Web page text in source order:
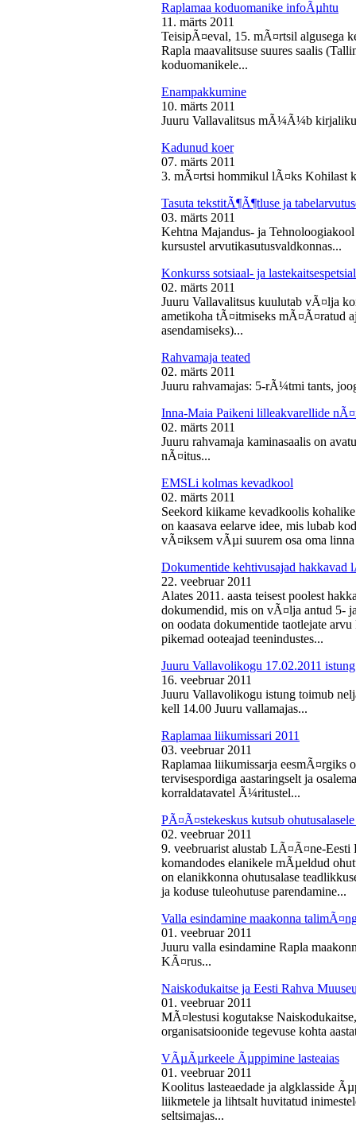
Raplamaa koduomanike infoÃµhtu
11. märts 2011
TeisipÃ¤eval, 15. mÃ¤rtsil algusega
Rapla maavalitsuse suures saalis
koduomanikele...
Enampakkumine
10. märts 2011
Juuru Vallavalitsus mÃ¼Ã¼b kirjaliku
Kadunud koer
07. märts 2011
3. mÃ¤rtsi hommikul lÃ¤ks Kohilast
Tasuta tekstitÃ¶Ã¶tluse ja
03. märts 2011
Kehtna Majandus- ja
kursustel arvutikasutusvaldkonnas...
Konkurss sotsiaal- ja
02. märts 2011
Juuru Vallavalitsus kuulutab vÃ¤lja
ametikoha tÃ¤itmiseks mÃ¤Ã¤ratud
asendamiseks)...
Rahvamaja teated
02. märts 2011
Juuru rahvamajas: 5-rÃ¼tmi tants,
Inna-Maia Paikeni lilleakvarellide
02. märts 2011
Juuru rahvamaja kaminasaalis on
nÃ¤itus...
EMSLi kolmas kevadkool
02. märts 2011
Seekord kiikame kevadkoolis
on kaasava eelarve idee, mis lubab
vÃ¤iksem vÃµi suurem osa oma
Dokumentide kehtivusajad hakkavad
22. veebruar 2011
Alates 2011. aasta teisest poolest
dokumendid, mis on vÃ¤lja antud 5-
on oodata dokumentide taotlejate
pikemad ooteajad teenindustes...
Juuru Vallavolikogu 17.02.2011 istung
16. veebruar 2011
Juuru Vallavolikogu istung toimub
kell 14.00 Juuru vallamajas...
Raplamaa liikumissari 2011
03. veebruar 2011
Raplamaa liikumissarja eesmÃ¤rgiks
tervisespordiga aastaringselt ja
korraldatavatel Ã¼ritustel...
PÃ¤Ã¤stekeskus kutsub
02. veebruar 2011
9. veebruarist alustab LÃ¤Ã¤ne-
komandodes elanikele mÃµeldud
on elanikkonna ohutusalase
ja koduse tuleohutuse parendamine...
Valla esindamine maakonna
01. veebruar 2011
Juuru valla esindamine Rapla
KÃ¤rus...
Naiskodukaitse ja Eesti Rahva
01. veebruar 2011
MÃ¤lestusi kogutakse
organisatsioonide tegevuse kohta
VÃµÃµrkeele Ãµppimine lasteaias
01. veebruar 2011
Koolitus lasteaedade ja algklasside
liikmetele ja lihtsalt huvitatud
seltsimajas...